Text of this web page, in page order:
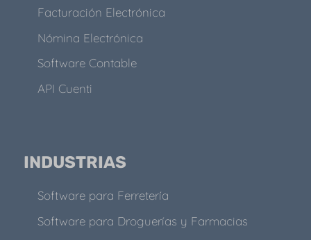
Facturación Electrónica
Nómina Electrónica
Software Contable
API Cuenti
INDUSTRIAS
Software para Ferretería
Software para Droguerías y Farmacias